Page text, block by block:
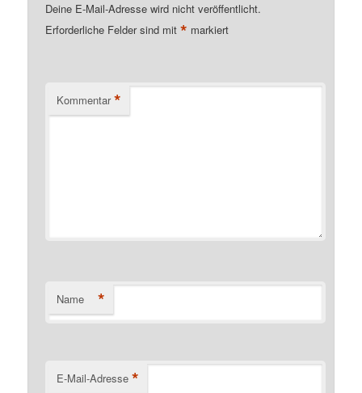
Deine E-Mail-Adresse wird nicht veröffentlicht.
Erforderliche Felder sind mit* markiert
Kommentar *
Name *
E-Mail-Adresse *